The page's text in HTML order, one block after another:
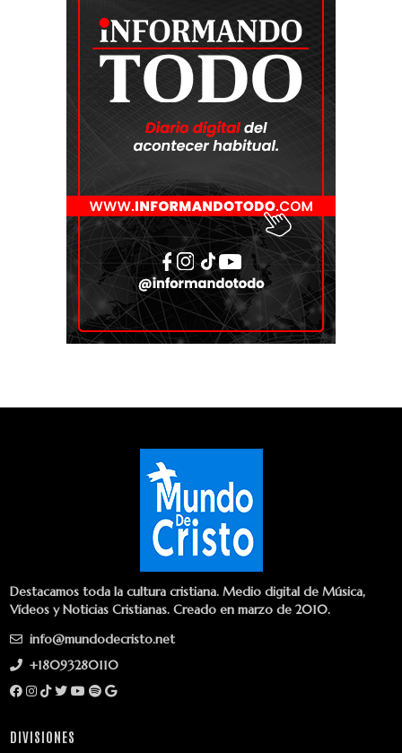
Destacamos toda la cultura cristiana. Medio digital de Música,
Vídeos y Noticias Cristianas. Creado en marzo de 2010.
info@mundodecristo.net
+18093280110
DIVISIONES